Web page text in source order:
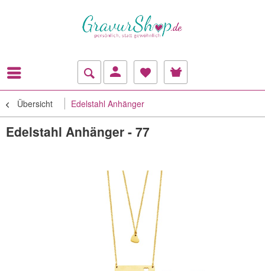
Übersicht Edelstahl Anhänger
Edelstahl Anhänger - 77